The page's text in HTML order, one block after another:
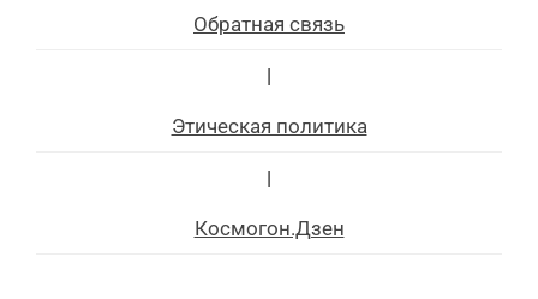
Обратная связь
|
Этическая политика
|
Космогон.Дзен